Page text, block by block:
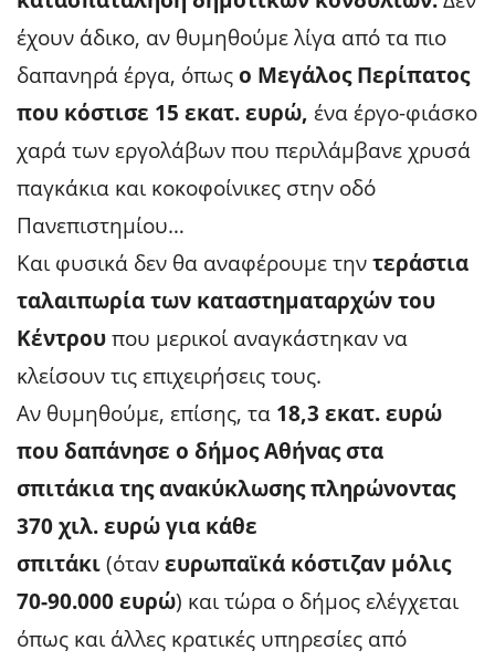
έχουν άδικο, αν θυμηθούμε λίγα από τα πιο
δαπανηρά έργα, όπωςο Μεγάλος Περίπατος
που κόστισε 15 εκατ. ευρώ, ένα έργο-φιάσκο
χαρά των εργολάβων που περιλάμβανε χρυσά
παγκάκια και κοκοφοίνικες στην οδό
Πανεπιστημίου…
Και φυσικά δεν θα αναφέρουμε τηντεράστια
ταλαιπωρία των καταστηματαρχών του
Κέντρουπου μερικοί αναγκάστηκαν να
κλείσουν τις επιχειρήσεις τους.
Αν θυμηθούμε, επίσης, τα 18,3 εκατ. ευρώ
που δαπάνησε ο δήμος Αθήνας στα
σπιτάκια της ανακύκλωσης πληρώνοντας
370 χιλ. ευρώ για κάθε
σπιτάκι(ότανευρωπαϊκά κόστιζαν μόλις
70-90.000 ευρώ) και τώρα ο δήμος ελέγχεται
όπως και άλλες κρατικές υπηρεσίες από